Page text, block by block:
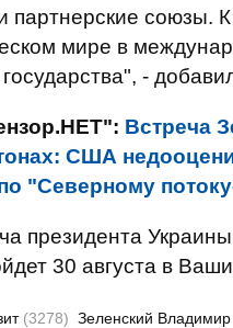
партнерские союзы.
мире в
-
Встреча
США
"Северному
президента
30 августа в
(3278) Зеленский Владимир